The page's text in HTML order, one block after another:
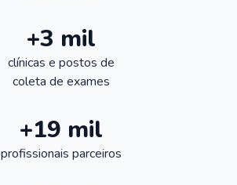
+3 mil
clínicas e postos de
coleta de exames
+19 mil
profissionais parceiros